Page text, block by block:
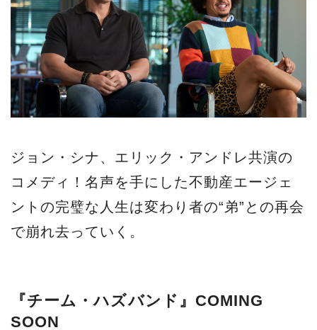
ジョン・シナ、エリック・アンドレ共演の
コメディ！名声を手にした不動産エージェ
ントの完璧な人生は変わり者の“弟”との再会
で崩れ去っていく。
『チーム・ハズバンド』COMING
SOON